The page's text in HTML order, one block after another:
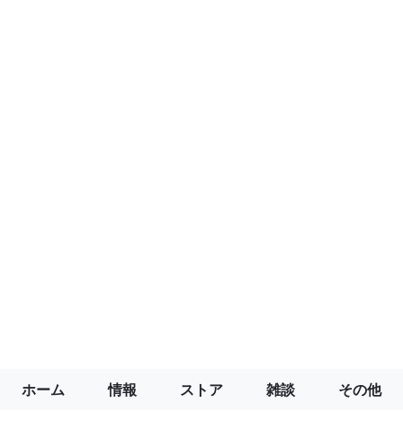
ホーム 情報 ストア 雑談 その他